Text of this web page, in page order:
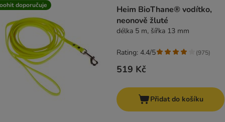
doporučuje
Heim BioThane® vodítko,
neonově žluté
délka 5 m, šířka 13 mm
519 Kč
Rating: 4.4/5 (975)
Přidat do košíku